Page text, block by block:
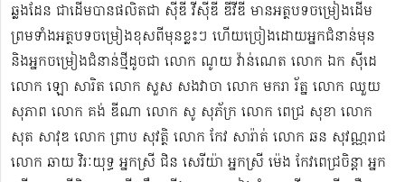
ឆ្លងដែន ជាដើមបានផលិតជា ស៊ីឌី វីស៊ីឌី ឌីវីឌី មានអត្ថបទចម្រៀងដើម
ព្រមទាំងអត្ថបទចម្រៀងខុសពីមុន​ខ្លះៗ ហើយច្រៀងដោយអ្នកជំនាន់មុន
និងអ្នកចម្រៀងជំនាន់​ថ្មីដូចជា លោក ណូយ វ៉ាន់ណេត លោក ឯក ស៊ីដេ​​
លោក ឡោ សារិត លោក​​ សួស សងវាចា​ លោក មករា រ័ត្ន លោក ឈួយ
សុភាព លោក គង់ ឌីណា លោក សូ សុភ័ក្រ លោក ពេជ្រ សុខា លោក
សុត​ សាវុឌ លោក ព្រាប សុវត្ថិ លោក កែវ សារ៉ាត់ លោក ឆន សុវណ្ណរាជ
លោក ឆាយ វិរៈយុទ្ធ អ្នកស្រី ជិន សេរីយ៉ា អ្នកស្រី ម៉េង កែវពេជ្រចិន្តា អ្នក